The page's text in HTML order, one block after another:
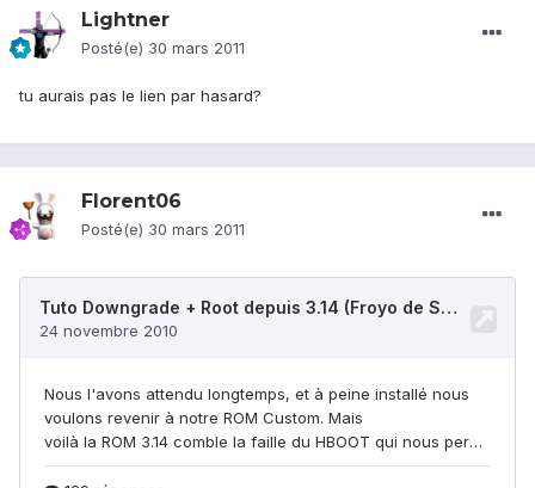
Lightner
Posté(e) 30 mars 2011
tu aurais pas le lien par hasard?
Florent06
Posté(e) 30 mars 2011